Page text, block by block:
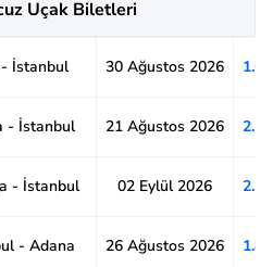
Uçak Biletleri
İstanbul 30 Ağustos 2026
- İstanbul 21 Ağustos 2026
- İstanbul 02 Eylül 2026
- Adana 26 Ağustos 2026